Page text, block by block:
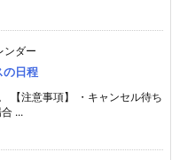
ンダー
日程
【注意事項】 ・キャンセル待ち
...